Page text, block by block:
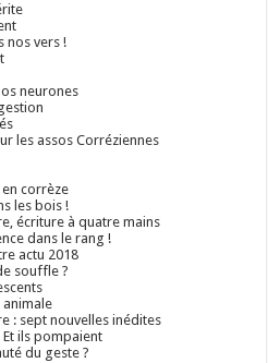
nos vers !
neurones
les assos Corréziennes
en corrèze
les bois !
écriture à quatre mains
dans le rang !
actu 2018
souffle ?
animale
: sept nouvelles inédites
ils pompaient
du geste ?